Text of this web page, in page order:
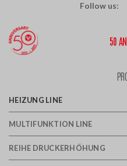
Follow us:
50
HEIZUNG LINE
MULTIFUNKTION LINE
REIHE DRUCKERHÖHUNG